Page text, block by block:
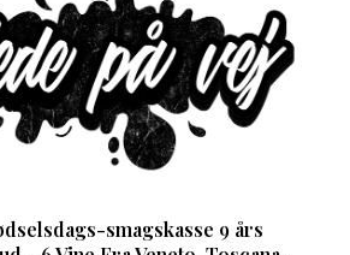
smagskasse 9 års